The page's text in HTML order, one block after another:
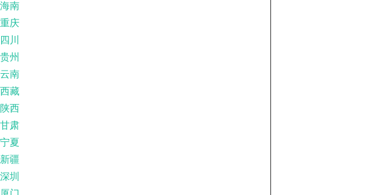
海南
重庆
四川
贵州
云南
西藏
陕西
甘肃
宁夏
新疆
深圳